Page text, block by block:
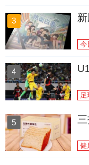
3
今
4
足
5
健